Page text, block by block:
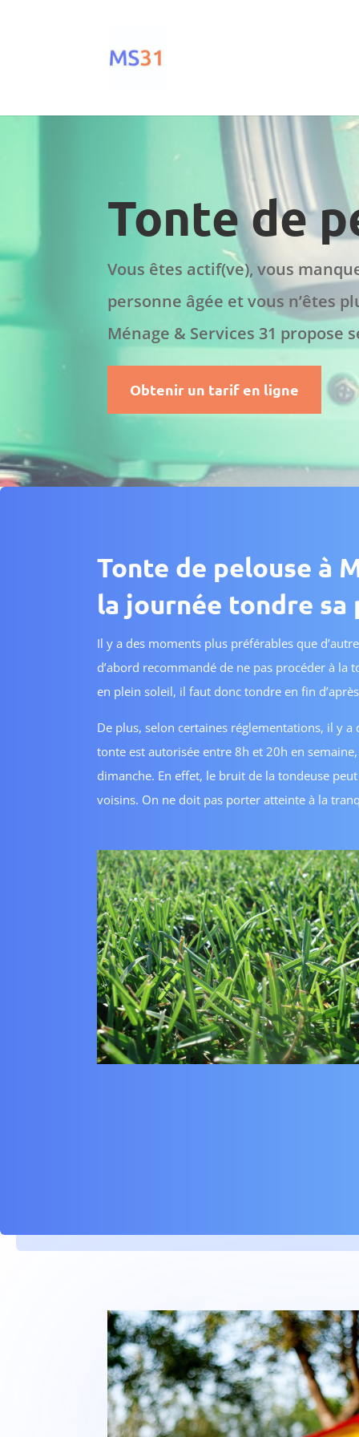
Tonte de
Vous êtes actif(ve), vous
personne âgée et vous n’êtes
Ménage & Services 31 propose
Obtenir un tarif en ligne
Tonte de pelouse à
la journée tondre sa
Il y a des moments plus préférables que
d’abord recommandé de ne pas procéder à la
en plein soleil, il faut donc tondre en fin
De plus, selon certaines réglementations, il y
tonte est autorisée entre 8h et 20h en
dimanche. En effet, le bruit de la tondeuse
voisins. On ne doit pas porter atteinte à la